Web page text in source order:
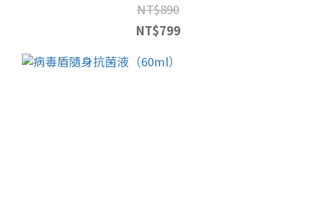
NT$890
NT$799